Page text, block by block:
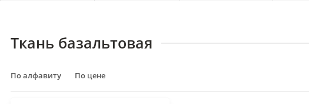
Ткань базальтовая
По алфавиту По цене